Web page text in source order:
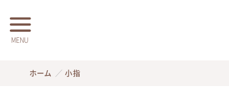
MENU
ホーム 小指